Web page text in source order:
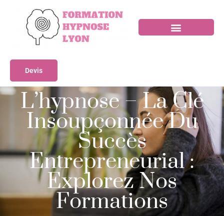
Devis
L’hypnose – La Clé
Insoupçonnée Du
Succès
Entrepreneurial :
Explorez Nos
Formations